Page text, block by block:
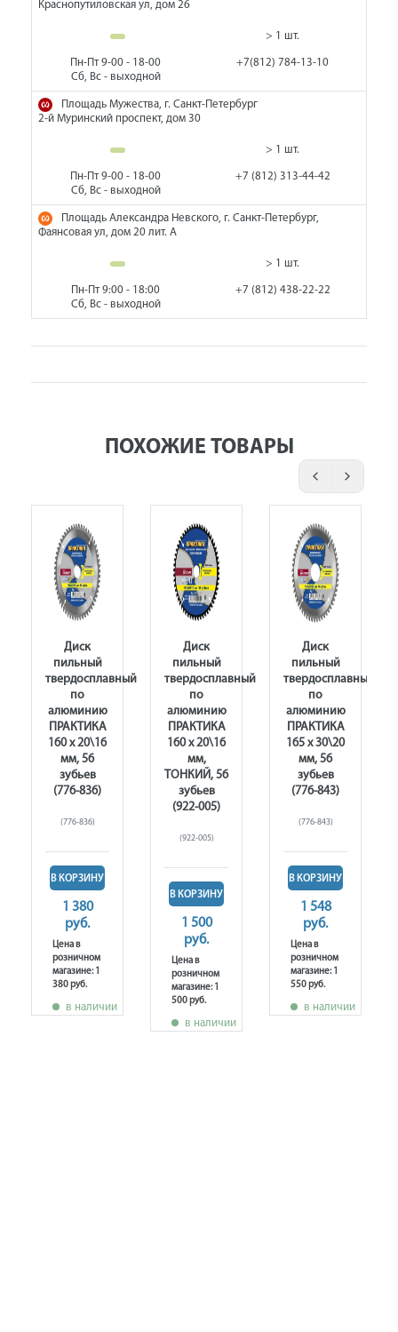
Краснопутиловская ул, дом 26
> 1 шт.
Пн-Пт 9-00 - 18-00
Сб, Вс - выходной
+7(812) 784-13-10
Площадь Мужества, г. Санкт-Петербург
2-й Муринский проспект, дом 30
> 1 шт.
Пн-Пт 9-00 - 18-00
Сб, Вс - выходной
+7 (812) 313-44-42
Площадь Александра Невского, г. Санкт-Петербург,
Фаянсовая ул, дом 20 лит. А
> 1 шт.
Пн-Пт 9:00 - 18:00
Сб, Вс - выходной
+7 (812) 438-22-22
ПОХОЖИЕ ТОВАРЫ
Диск
пильный
твердосплавный
по
алюминию
ПРАКТИКА
160 х 20\16
мм, 56
зубьев
(776-836)
(776-836)
В КОРЗИНУ
1 380
руб.
Цена в
розничном
магазине: 1
380 руб.
в наличии
Диск
пильный
твердосплавный
по
алюминию
ПРАКТИКА
160 х 20\16
мм,
ТОНКИЙ, 56
зубьев
(922-005)
(922-005)
В КОРЗИНУ
1 500
руб.
Цена в
розничном
магазине: 1
500 руб.
в наличии
Диск
пильный
твердосплавный
по
алюминию
ПРАКТИКА
165 х 30\20
мм, 56
зубьев
(776-843)
(776-843)
В КОРЗИНУ
1 548
руб.
Цена в
розничном
магазине: 1
550 руб.
в наличии